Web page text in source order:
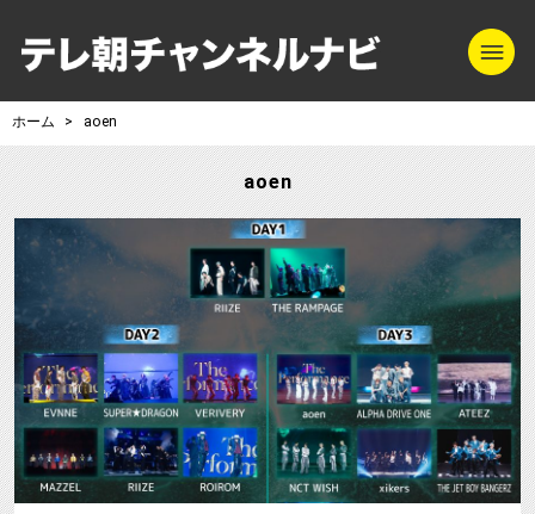
テレ朝チャンネ
ホーム aoen
aoen